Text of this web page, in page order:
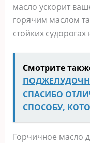
масло ускорит
горячим маслом
стойких судорогах
Смотрите
СПАСИБО
СПОСОБУ,
Горчичное масло